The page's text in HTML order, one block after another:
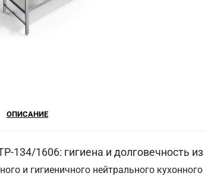
ОПИСАНИЕ
134/1606: гигиена и долговечность
и гигиеничного нейтрального